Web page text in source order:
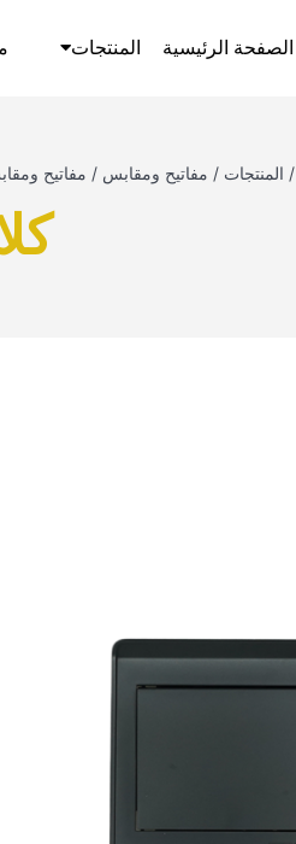
الصفحة الرئيسية المنتجات
/ المنتجات / مفاتيح ومقابس / مفاتيح